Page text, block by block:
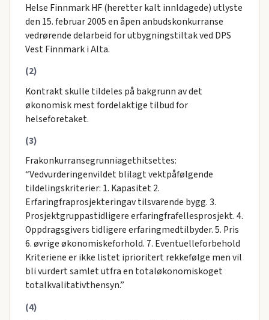
Helse Finnmark HF (heretter kalt innldagede) utlyste
den 15. februar 2005 en åpen anbudskonkurranse
vedrørende delarbeid for utbygningstiltak ved DPS
Vest Finnmark i Alta.
(2)
Kontrakt skulle tildeles på bakgrunn av det
økonomisk mest fordelaktige tilbud for
helseforetaket.
(3)
Frakonkurransegrunniagethitsettes:
“Vedvurderingenvildet blilagt vektpåfølgende
tildelingskriterier: 1. Kapasitet 2.
Erfaringfraprosjekteringav tilsvarende bygg. 3.
Prosjektgruppastidligere erfaringfrafellesprosjekt. 4.
Oppdragsgivers tidligere erfaringmedtilbyder. 5. Pris
6. øvrige økonomiskeforhold. 7. Eventuelleforbehold
Kriteriene er ikke listet iprioritert rekkefølge men vil
bli vurdert samlet utfra en totaløkonomiskoget
totalkvalitativthensyn.”
(4)